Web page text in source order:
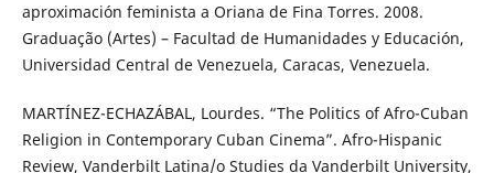
aproximación feminista a Oriana de Fina Torres. 2008.
Graduação (Artes) – Facultad de Humanidades y Educación,
Universidad Central de Venezuela, Caracas, Venezuela.
MARTÍNEZ-ECHAZÁBAL, Lourdes. “The Politics of Afro-Cuban
Religion in Contemporary Cuban Cinema”. Afro-Hispanic
Review, Vanderbilt Latina/o Studies da Vanderbilt University,